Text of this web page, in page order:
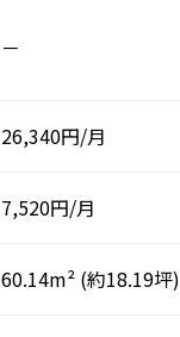
－
26,340円/月
7,520円/月
60.14m² (約18.19坪)